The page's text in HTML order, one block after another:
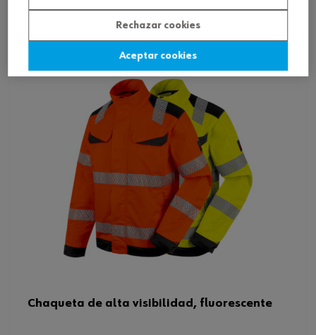
Ver producto
Chaqueta de alta visibilidad, fluorescente
Rechazar cookies
Aceptar cookies